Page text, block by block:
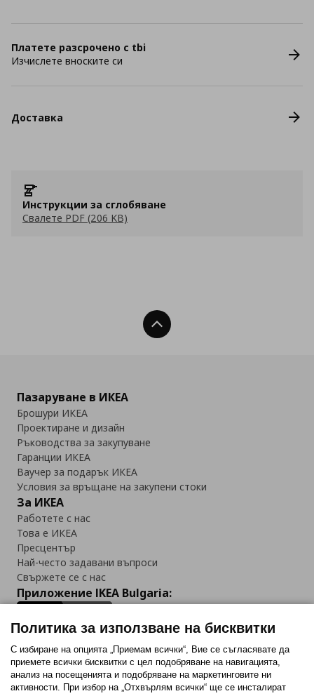
Платете разсрочено с tbi
Изчислете вноските си
Доставка
Инструкции за сглобяване
Свалете PDF (206 KB)
Нагоре
Пазаруване в ИКЕА
Брошури ИКЕА
Проектиране и дизайн
Ръководства за закупуване
Гаранции ИКЕА
Ваучер за подарък ИКЕА
Условия за връщане на закупени стоки
За ИКЕА
Работете с нас
Това е ИКЕА
Пресцентър
Най-често задавани въпроси
Свържете се с нас
Приложение IKEA Bulgaria:
Последвайте ни:
FacebookTwitterYoutubePinterestInstagram
Политика за използване на бисквитки
С избиране на опцията „Приемам всички“, Вие се съгласявате да
приемете всички бисквитки с цел подобряване на навигацията,
анализ на посещенията и подобряване на маркетинговите ни
активности. При избор на „Отхвърлям всички“ ще се инсталират